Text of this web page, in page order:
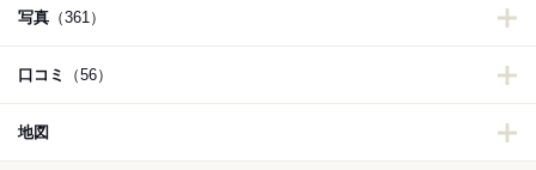
写真 （361）
口コミ （56）
地図